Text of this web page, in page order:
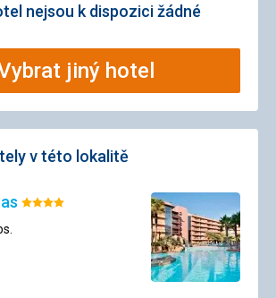
nejsou k dispozici žádné
jiný hotel
v této lokalitě
Hodnocení: